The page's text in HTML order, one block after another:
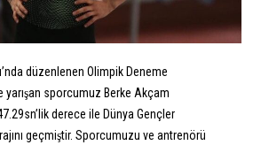
düzenlenen Olimpik Deneme
yarışan sporcumuz Berke Akçam
derece ile Dünya Gençler
geçmiştir. Sporcumuzu ve antrenörü